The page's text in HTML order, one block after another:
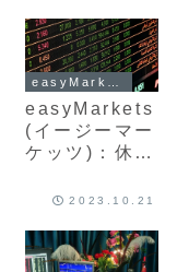
必要書類につ
いて最新版 お
すすめ?
easyMarkets
(イージーマー
ケッツ)：休眠
解約、退会方
きる？最新版
を解説
2023.10.21